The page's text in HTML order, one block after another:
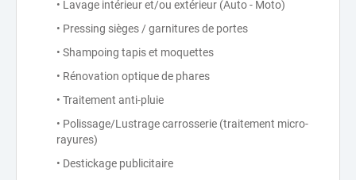
• Lavage intérieur et/ou extérieur (Auto - Moto)
• Pressing sièges / garnitures de portes
• Shampoing tapis et moquettes
• Rénovation optique de phares
• Traitement anti-pluie
• Polissage/Lustrage carrosserie (traitement micro-
rayures)
• Destickage publicitaire